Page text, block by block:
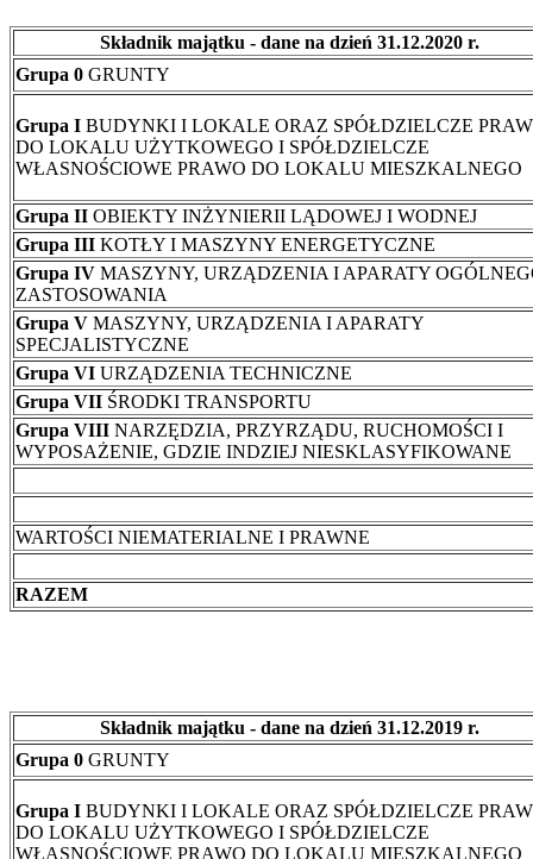
Składnik majątku - dane na dzień 31.12.2020 r.
Grupa 0 GRUNTY
Grupa I BUDYNKI I LOKALE ORAZ SPÓŁDZIELCZE
DO LOKALU UŻYTKOWEGO I SPÓŁDZIELCZE
WŁASNOŚCIOWE PRAWO DO LOKALU MIESZKALNEGO
Grupa II OBIEKTY INŻYNIERII LĄDOWEJ I WODNEJ
Grupa III KOTŁY I MASZYNY ENERGETYCZNE
Grupa IV MASZYNY, URZĄDZENIA I APARATY
ZASTOSOWANIA
Grupa V MASZYNY, URZĄDZENIA I APARATY
SPECJALISTYCZNE
Grupa VI URZĄDZENIA TECHNICZNE
Grupa VII ŚRODKI TRANSPORTU
Grupa VIII NARZĘDZIA, PRZYRZĄDU, RUCHOMOŚCI I
WYPOSAŻENIE, GDZIE INDZIEJ NIESKLASYFIKOWANE
WARTOŚCI NIEMATERIALNE I PRAWNE
RAZEM
Składnik majątku - dane na dzień 31.12.2019 r.
Grupa 0 GRUNTY
Grupa I BUDYNKI I LOKALE ORAZ SPÓŁDZIELCZE
DO LOKALU UŻYTKOWEGO I SPÓŁDZIELCZE
WŁASNOŚCIOWE PRAWO DO LOKALU MIESZKALNEGO